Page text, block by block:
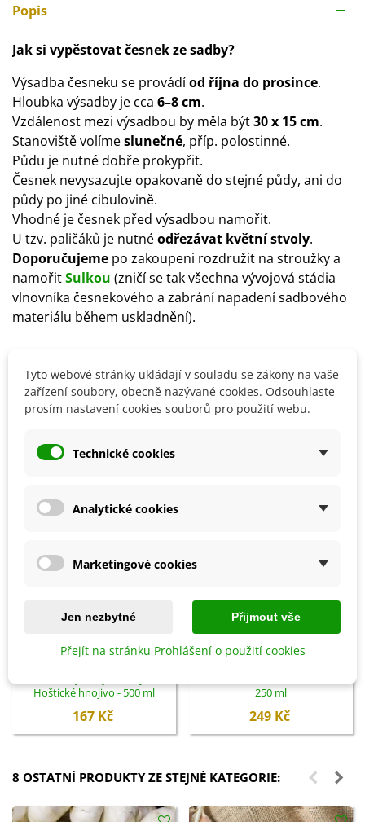
Popis
Jak si vypěstovat česnek ze sadby?
Výsadba česneku se provádíod října do prosince.
Hloubka výsadby je cca 6–8 cm.
Vzdálenost mezi výsadbou by měla být30 x 15 cm.
Stanoviště volímeslunečné, příp. polostinné.
Půdu je nutné dobře prokypřit.
Česnek nevysazujte opakovaně do stejné půdy, ani do
půdy po jiné cibulovině.
Vhodné je česnek před výsadbou namořit.
U tzv. paličáků je nutnéodřezávat květní stvoly.
Doporučujeme po zakoupeni rozdružit na stroužky a
namořitSulkou (zničí se tak všechna vývojová stádia
vlnovníka česnekového a zabrání napadení sadbového
materiálu během uskladnění).
Detaily produktu
Přidat do košíku
Hoštické hnojivo - 500 ml
167 Kč
Přidat do košíku
250 ml
249 Kč
8 OSTATNÍ PRODUKTY ZE STEJNÉ KATEGORIE:
Tyto webové stránky ukládají v souladu se zákony na vaše
zařízení soubory, obecně nazývané cookies. Odsouhlaste
prosím nastavení cookies souborů pro použití webu.
Technické cookies
Analytické cookies
Marketingové cookies
Jen nezbytné Přijmout vše
Přejít na stránku Prohlášení o použití cookies